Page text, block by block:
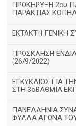
ΠΡΟΚΗΡΥΞΗ 2ου
ΠΑΡΑΚΤΙΑΣ
ΕΚΤΑΚΤΗ ΓΕΝΙΚΗ
ΠΡΟΣΚΛΗΣΗ
(26/9/2022)
ΕΓΚΥΚΛΙΟΣ ΓΙΑ
ΣΤΗ 3οΒΑΘΜΙΑ
ΠΑΝΕΛΛΗΝΙΑ
ΦΥΛΛΑ ΑΓΩΝΑ